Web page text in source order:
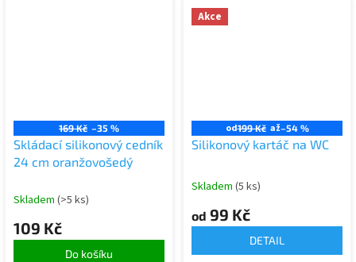
169 Kč –35 %
Skládací silikonový cedník
24 cm oranžovošedý
Skladem (>5 ks)
109 Kč
Do košíku
Akce
od199 Kč až–54 %
Silikonový kartáč na WC
Skladem (5 ks)
od 99 Kč
DETAIL